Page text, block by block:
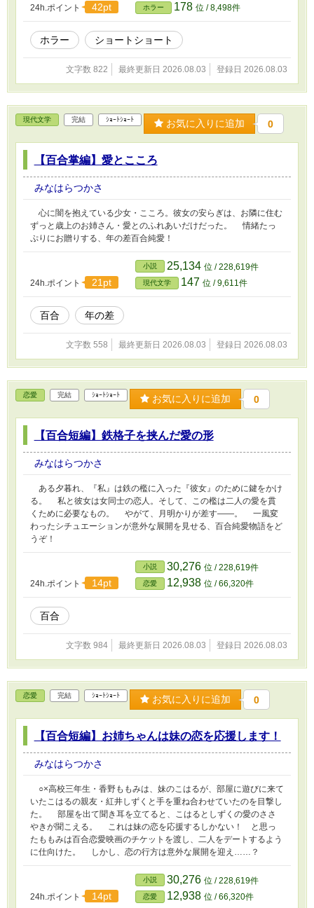
24h.ポイント 42pt ホラー 178 位 / 8,498件
ホラー ショートショート
文字数 822 最終更新日 2026.08.03 登録日 2026.08.03
現代文学 完結 ｼｮｰﾄｼｮｰﾄ お気に入りに追加 0
【百合掌編】愛とこころ
みなはらつかさ
心に闇を抱えている少女・こころ。彼女の安らぎは、お隣に住む
ずっと歳上のお姉さん・愛とのふれあいだけだった。 情緒たっ
ぷりにお贈りする、年の差百合純愛！
24h.ポイント 21pt
小説 25,134 位 / 228,619件
現代文学 147 位 / 9,611件
百合 年の差
文字数 558 最終更新日 2026.08.03 登録日 2026.08.03
恋愛 完結 ｼｮｰﾄｼｮｰﾄ お気に入りに追加 0
【百合短編】鉄格子を挟んだ愛の形
みなはらつかさ
ある夕暮れ、『私』は鉄の檻に入った『彼女』のために鍵をかけ
る。 私と彼女は女同士の恋人。そして、この檻は二人の愛を貫
くために必要なもの。 やがて、月明かりが差す――。 一風変
わったシチュエーションが意外な展開を見せる、百合純愛物語をど
うぞ！
24h.ポイント 14pt
小説 30,276 位 / 228,619件
恋愛 12,938 位 / 66,320件
百合
文字数 984 最終更新日 2026.08.03 登録日 2026.08.03
恋愛 完結 ｼｮｰﾄｼｮｰﾄ お気に入りに追加 0
【百合短編】お姉ちゃんは妹の恋を応援します！
みなはらつかさ
○×高校三年生・香野ももみは、妹のこはるが、部屋に遊びに来て
いたこはるの親友・紅井しずくと手を重ね合わせていたのを目撃し
た。 部屋を出て聞き耳を立てると、こはるとしずくの愛のささ
やきが聞こえる。 これは妹の恋を応援するしかない！ と思っ
たももみは百合恋愛映画のチケットを渡し、二人をデートするよう
に仕向けた。 しかし、恋の行方は意外な展開を迎え……？
24h.ポイント 14pt
小説 30,276 位 / 228,619件
恋愛 12,938 位 / 66,320件